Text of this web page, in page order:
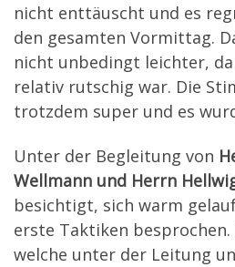
nicht enttäuscht und es
den gesamten Vormittag.
nicht unbedingt leichter,
relativ rutschig war. Die
trotzdem super und es
Unter der Begleitung von
Wellmann und Herrn
besichtigt, sich warm
erste Taktiken besprochen.
welche unter der Leitung